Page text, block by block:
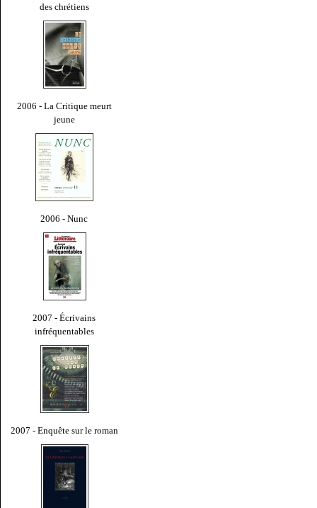
des chrétiens
2006 - La Critique meurt
jeune
2006 - Nunc
2007 - Écrivains
infréquentables
2007 - Enquête sur le roman